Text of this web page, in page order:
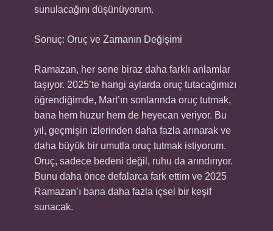
sunulacağını düşünüyorum.
Sonuç: Oruç ve Zamanın Değişimi
Ramazan, her sene biraz daha farklı anlamlar
taşıyor. 2025’te hangi aylarda oruç tutacağımızı
öğrendiğimde, Mart’ın sonlarında oruç tutmak,
bana hem huzur hem de heyecan veriyor. Bu
yıl, geçmişin izlerinden daha fazla arınarak ve
daha büyük bir umutla oruç tutmak istiyorum.
Oruç, sadece bedeni değil, ruhu da arındırıyor.
Bunu daha önce defalarca fark ettim ve 2025
Ramazan’ı bana daha fazla içsel bir keşif
sunacak.